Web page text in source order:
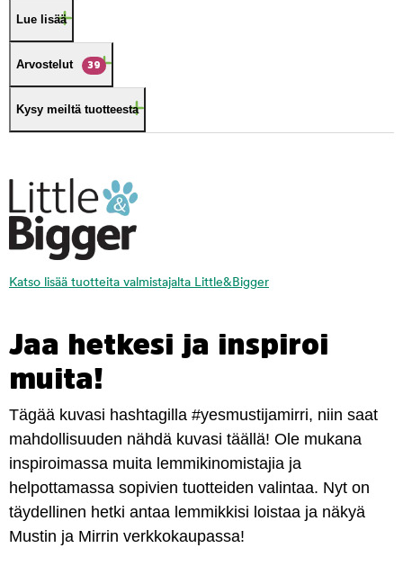
Lue lisää
Arvostelut 39
Kysy meiltä tuotteesta
Katso lisää tuotteita valmistajalta Little&Bigger
Jaa hetkesi ja inspiroi
muita!
Tägää kuvasi hashtagilla #yesmustijamirri, niin saat
mahdollisuuden nähdä kuvasi täällä! Ole mukana
inspiroimassa muita lemmikinomistajia ja
helpottamassa sopivien tuotteiden valintaa. Nyt on
täydellinen hetki antaa lemmikkisi loistaa ja näkyä
Mustin ja Mirrin verkkokaupassa!